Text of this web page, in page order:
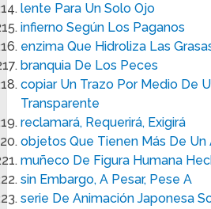
lente Para Un Solo Ojo
infierno Según Los Paganos
enzima Que Hidroliza Las
branquia De Los Peces
copiar Un Trazo Por Medio De
Transparente
reclamará, Requerirá, Exigirá
objetos Que Tienen Más De Un
muñeco De Figura Humana
sin Embargo, A Pesar, Pese A
serie De Animación Japonesa